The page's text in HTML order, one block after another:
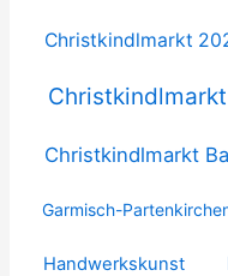
Christkindlmarkt
Christkindlmarkt
Garmisch-
Handwerkskunst